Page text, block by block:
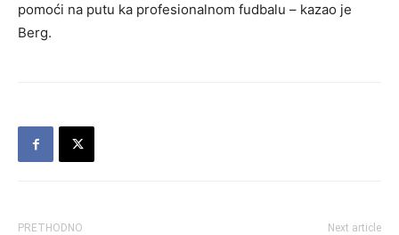
pomoći na putu ka profesionalnom fudbalu – kazao je
Berg.
PRETHODNO Next article